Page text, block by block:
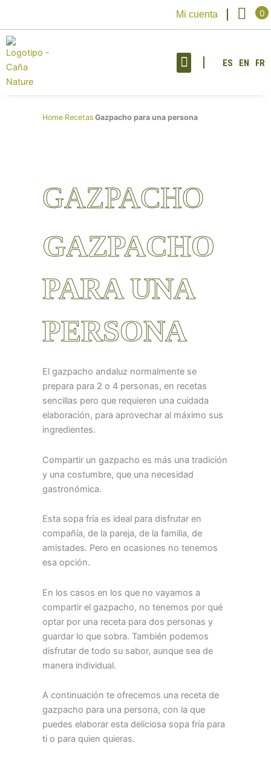
contenido
Mi cuenta 0
ES EN FR
Home Recetas Gazpacho para una persona
GAZPACHO
GAZPACHO
PARA UNA
PERSONA
El gazpacho andaluz normalmente se
prepara para 2 o 4 personas, en recetas
sencillas pero que requieren una cuidada
elaboración, para aprovechar al máximo sus
ingredientes.
Compartir un gazpacho es más una tradición
y una costumbre, que una necesidad
gastronómica.
Esta sopa fría es ideal para disfrutar en
compañía, de la pareja, de la familia, de
amistades. Pero en ocasiones no tenemos
esa opción.
En los casos en los que no vayamos a
compartir el gazpacho, no tenemos por qué
optar por una receta para dos personas y
guardar lo que sobra. También podemos
disfrutar de todo su sabor, aunque sea de
manera individual.
A continuación te ofrecemos una receta de
gazpacho para una persona, con la que
puedes elaborar esta deliciosa sopa fría para
ti o para quien quieras.